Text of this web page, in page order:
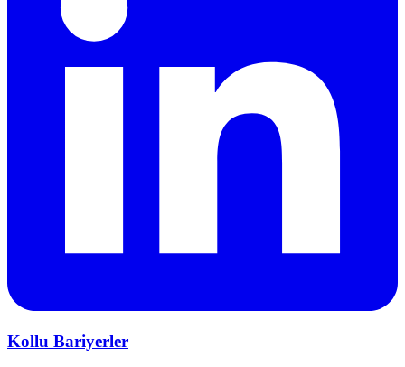
Kollu Bariyerler